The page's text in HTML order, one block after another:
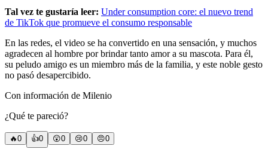
Tal vez te gustaría leer: Under consumption core: el nuevo trend
de TikTok que promueve el consumo responsable
En las redes, el video se ha convertido en una sensación, y muchos
agradecen al hombre por brindar tanto amor a su mascota. Para él,
su peludo amigo es un miembro más de la familia, y este noble gesto
no pasó desapercibido.
Con información de Milenio
¿Qué te pareció?
🔥0 👍0 😲0 😢0 😠0